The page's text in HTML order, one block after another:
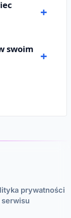
swoim
prywatności
serwisu